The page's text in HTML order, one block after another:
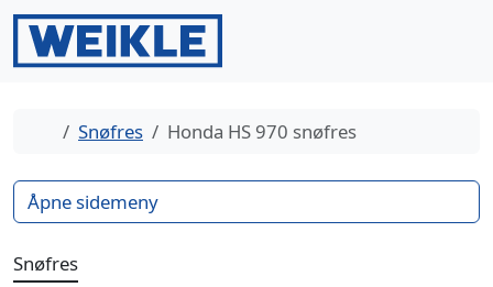
Gå til innhold
Gå til bunntekst
HjemSnøfres Honda HS 970 snøfres
Snøfres
Åpne sidemeny